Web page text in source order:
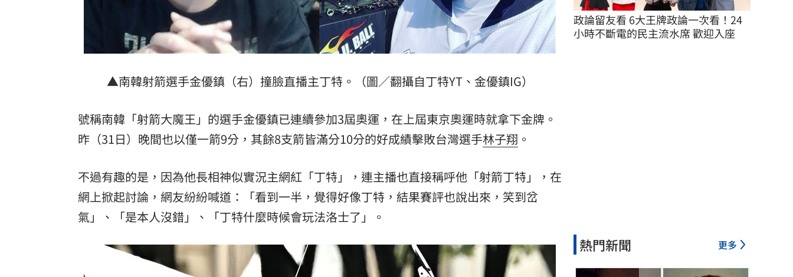
▲南韓射箭選手金優鎮（右）撞臉直播主丁特。（圖／翻攝自丁特YT、金優鎮IG）
號稱南韓「射箭大魔王」的選手金優鎮已連續參加3屆奧運，在上屆東京奧運時就拿下金牌。
昨（31日）晚間也以僅一箭9分，其餘8支箭皆滿分10分的好成績擊敗台灣選手林子翔 。
不過有趣的是，因為他長相神似實況主網紅「丁特」，連主播也直接稱呼他「射箭丁特」，在
網上掀起討論，網友紛紛喊道：「看到一半，覺得好像丁特，結果賽評也說出來，笑到岔
氣」、「是本人沒錯」、「丁特什麼時候會玩法洛士了」。
政論留友看 6大王牌政論一次看！24
小時不斷電的民主流水席 歡迎入座
熱門新聞 更多